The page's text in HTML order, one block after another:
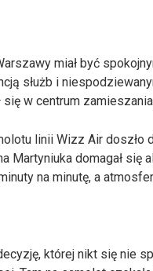
miał być
służb i
się w centrum
linii Wizz Air doszło
Martyniuka domagał się
na minutę, a
której nikt się nie